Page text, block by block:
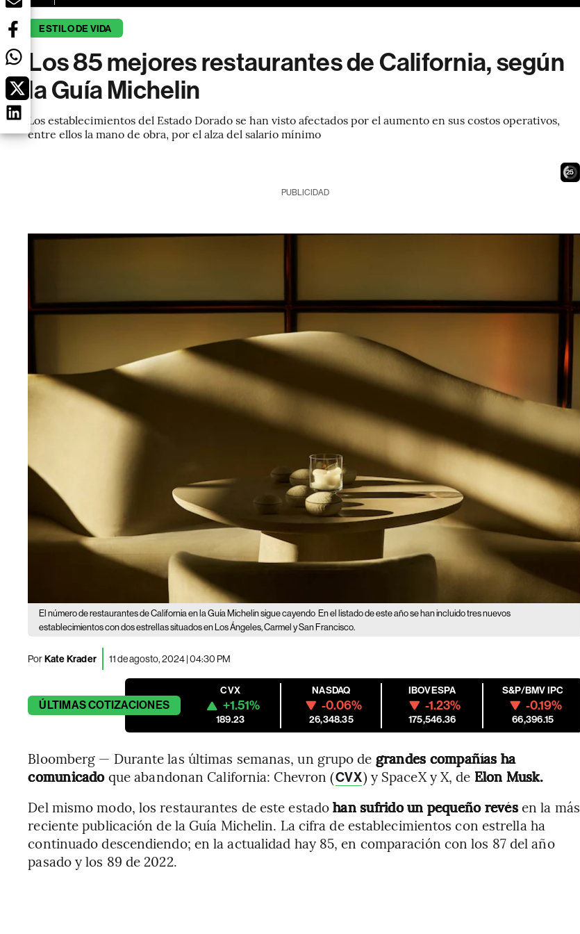
ESTILO DE VIDA
Los 85 mejores restaurantes de California, según
la Guía Michelin
Los establecimientos del Estado Dorado se han visto afectados por el aumento en sus costos operativos,
entre ellos la mano de obra, por el alza del salario mínimo
24
PUBLICIDAD
El número de restaurantes de California en la Guía Michelin sigue cayendo En el listado de este año se han incluido tres nuevos
establecimientos con dos estrellas situados en Los Ángeles, Carmel y San Francisco.
PorKate Krader 11 de agosto, 2024 | 04:30 PM
ÚLTIMASCOTIZACIONES
CVX
+1.51%
189.23
NASDAQ
-0.06%
26,348.35
IBOVESPA
-1.23%
175,546.36
S&P/BMV IPC
-0.19%
66,396.15
Bloomberg — Durante las últimas semanas, un grupo de grandes compañías ha
comunicadoque abandonan California: Chevron (CVX) y SpaceX y X, de Elon Musk.
Del mismo modo, los restaurantes de este estadohan sufrido un pequeño revésen la más
reciente publicación de la Guía Michelin. La cifra de establecimientos con estrella ha
continuado descendiendo; en la actualidad hay 85, en comparación con los 87 del año
pasado y los 89 de 2022.